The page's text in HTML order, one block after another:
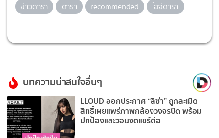
ข่าวดารา
ดารา recommended ไอจีดารา
บทความน่าสนใจอื่นๆ
LLOUD ออกประกาศ “ลิซ่า” ถูกละเมิด
สิทธิ์เผยแพร่ภาพกล้องวงจรปิด พร้อม
ปกป้องและวอนงดแชร์ต่อ